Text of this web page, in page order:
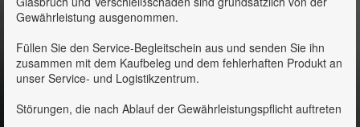
Gewährleistung ausgenommen.
Füllen Sie den Service-Begleitschein aus und senden Sie ihn
zusammen mit dem Kaufbeleg und dem fehlerhaften Produkt an
unser Service- und Logistikzentrum.
Störungen, die nach Ablauf der Gewährleistungspflicht auftreten